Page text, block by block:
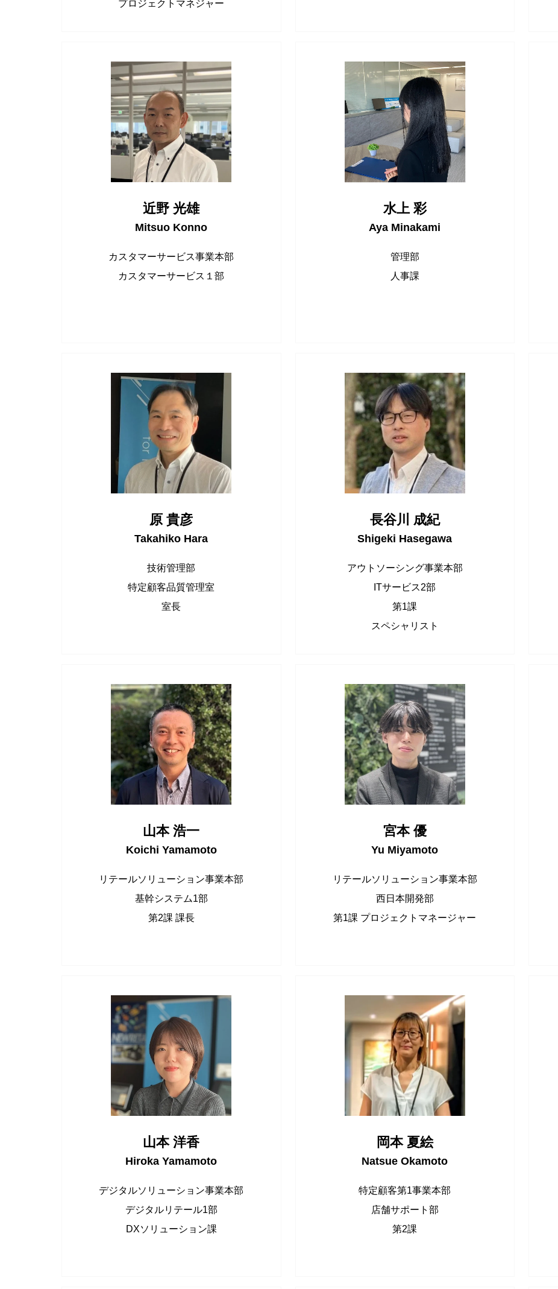
プロジェクトマネジャー
近野 光雄
Mitsuo Konno
カスタマーサービス事業本部
カスタマーサービス１部
水上 彩
Aya Minakami
管理部
人事課
原 貴彦
Takahiko Hara
技術管理部
特定顧客品質管理室
室長
長谷川 成紀
Shigeki Hasegawa
アウトソーシング事業本部
ITサービス2部
第1課
スペシャリスト
山本 浩一
Koichi Yamamoto
リテールソリューション事業本部
基幹システム1部
第2課 課長
宮本 優
Yu Miyamoto
リテールソリューション事業本部
西日本開発部
第1課 プロジェクトマネージャー
山本 洋香
Hiroka Yamamoto
デジタルソリューション事業本部
デジタルリテール1部
DXソリューション課
岡本 夏絵
Natsue Okamoto
特定顧客第1事業本部
店舗サポート部
第2課